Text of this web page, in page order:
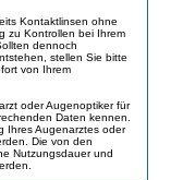
Kontaktlinsen ohne
zu Kontrollen bei Ihrem
dennoch
stellen Sie bitte
von Ihrem
oder Augenoptiker für
Daten kennen.
Ihres Augenarztes oder
Die von den
Nutzungsdauer und